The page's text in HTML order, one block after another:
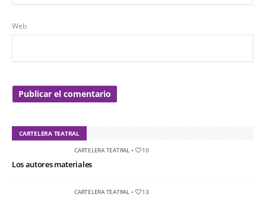
Web
CARTELERA TEATRAL
CARTELERA TEATRAL• 10
Los autores materiales
CARTELERA TEATRAL• 13